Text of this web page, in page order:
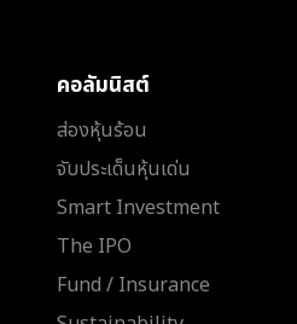
คอลัมนิสต์
ส่องหุ้นร้อน
จับประเด็นหุ้นเด่น
Smart Investment
The IPO
Fund / Insurance